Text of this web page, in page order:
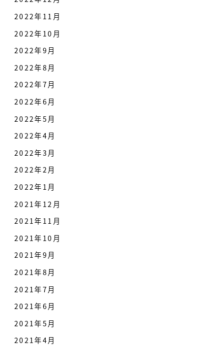
2022年11月
2022年10月
2022年9月
2022年8月
2022年7月
2022年6月
2022年5月
2022年4月
2022年3月
2022年2月
2022年1月
2021年12月
2021年11月
2021年10月
2021年9月
2021年8月
2021年7月
2021年6月
2021年5月
2021年4月